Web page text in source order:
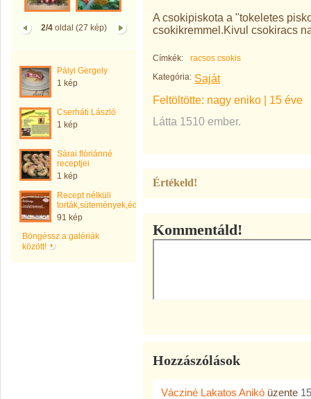
2/4oldal (27 kép)
Pályi Gergely
1 kép
Cserháti László
1 kép
Sárai flóriánné
receptjei
1 kép
Recept nélküli
torták,sütemények,édességek,kelttészták
91 kép
Böngéssz a galériák
között!
A csokipiskota a "tokeletes
csokikremmel.Kivul csokiracs
Címkék:
racsos csokis
Kategória: Saját
Feltöltötte: nagy eniko | 15 éve
Látta 1510 ember.
Értékeld!
Kommentáld!
Hozzászólások
Vácziné Lakatos Anikó üzente